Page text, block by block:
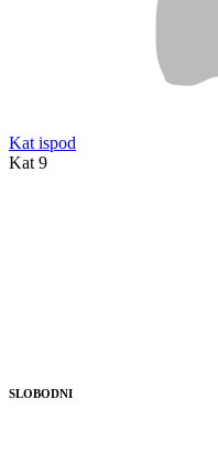
Kat ispod
Kat 9
SLOBODNI